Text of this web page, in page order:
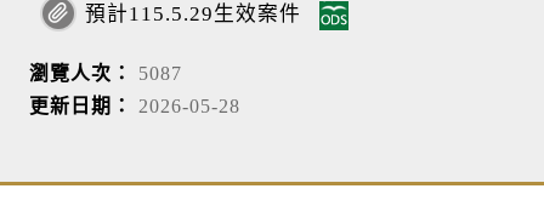
預計115.5.29生效案件
瀏覽人次： 5087
更新日期： 2026-05-28